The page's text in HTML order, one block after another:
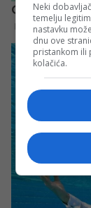
Neki
temelju
nastavku
dnu ove
pristankom ili
kolačića.